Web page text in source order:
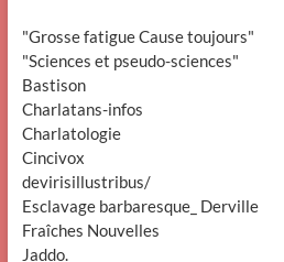
"Grosse fatigue Cause toujours"
"Sciences et pseudo-sciences"
Bastison
Charlatans-infos
Charlatologie
Cincivox
devirisillustribus/
Esclavage barbaresque_ Derville
Fraîches Nouvelles
Jaddo.